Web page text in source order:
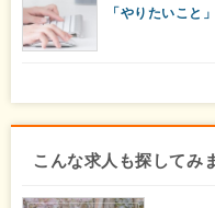
「やりたいこと
こんな求人も探してみ